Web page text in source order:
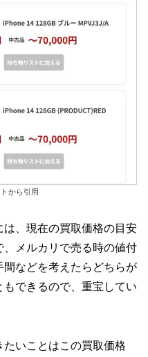
から引用
は、現在の買取価格の目安
メルカリで売る時の値付
などを考えたらどちらが
できるので、重宝してい
いことはこの買取価格